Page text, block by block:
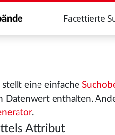
Facettierte
stellt eine einfache
Datenwert enthalten.
.
Attribut